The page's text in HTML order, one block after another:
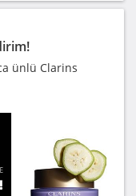
ünlü Clarins